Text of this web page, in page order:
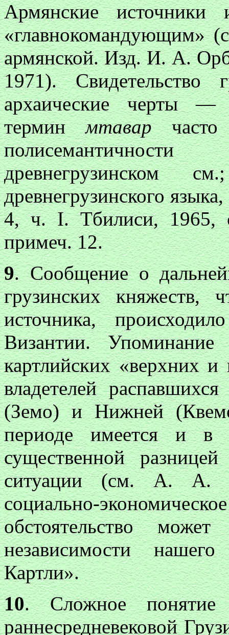
Армянские
«главнокомандующим»
армянской. Изд. И. А.
1971). Свидетельство
архаические черты —
терминмтавар
древнегрузинском
древнегрузинского
4, ч.I. Тбилиси, 1965,
примеч. 12.
9. Сообщение о
грузинских княжеств,
источника,
Византии.
картлийских «верхних
владетелей
(Земо) и Нижней
периоде имеется и в
существенной
ситуации (см. А. А.
социально-
обстоятельство
независимости
Картли».
10. Сложное понятие
раннесредневековой